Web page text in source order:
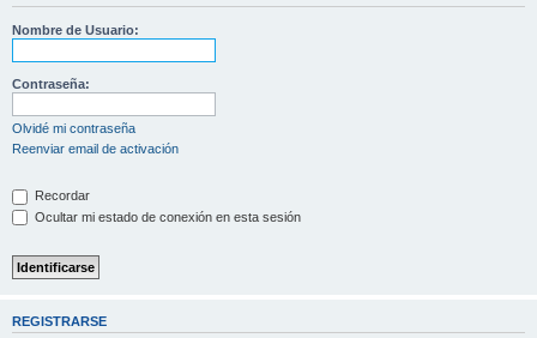
Nombre de Usuario:
Contraseña:
Olvidé mi contraseña
Reenviar email de activación
Recordar
Ocultar mi estado de conexión en esta sesión
REGISTRARSE